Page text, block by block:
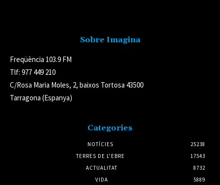
Sobre Imagina
Freqüència 103.9 FM
Tlf: 977 449 210
C/Rosa Maria Moles, 2, baixos Tortosa 43500
Tarragona (Espanya)
Categories
NOTÍCIES
25238
TERRES DE L'EBRE
17543
ACTUALITAT
8732
VIDA
5889